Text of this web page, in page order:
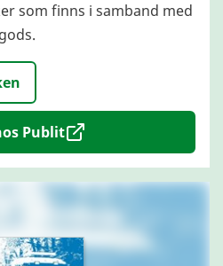
som finns i samband med
Publit